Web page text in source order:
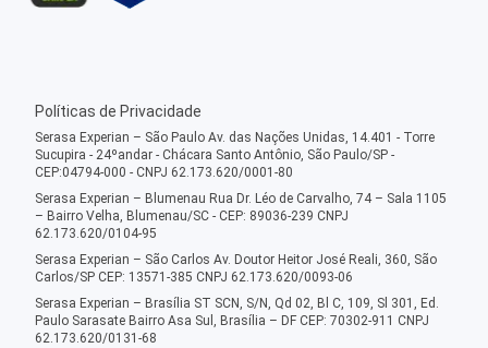
Políticas de Privacidade
Serasa Experian – São Paulo Av. das Nações Unidas, 14.401 - Torre
Sucupira - 24ºandar - Chácara Santo Antônio, São Paulo/SP -
CEP:04794-000 - CNPJ 62.173.620/0001-80
Serasa Experian – Blumenau Rua Dr. Léo de Carvalho, 74 – Sala 1105
– Bairro Velha, Blumenau/SC - CEP: 89036-239 CNPJ
62.173.620/0104-95
Serasa Experian – São Carlos Av. Doutor Heitor José Reali, 360, São
Carlos/SP CEP: 13571-385 CNPJ 62.173.620/0093-06
Serasa Experian – Brasília ST SCN, S/N, Qd 02, Bl C, 109, Sl 301, Ed.
Paulo Sarasate Bairro Asa Sul, Brasília – DF CEP: 70302-911 CNPJ
62.173.620/0131-68